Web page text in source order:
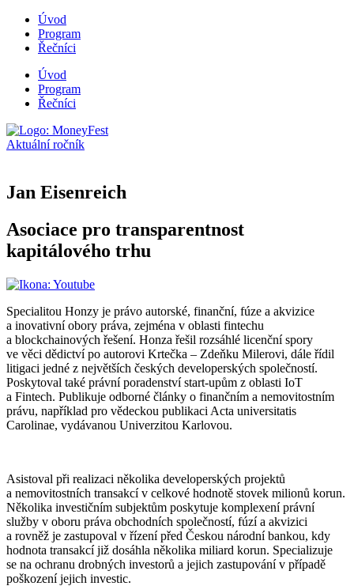
Úvod
Program
Řečníci
Úvod
Program
Řečníci
Aktuální ročník
Jan Eisenreich
Asociace pro transparentnost
kapitálového trhu
Specialitou Honzy je právo autorské, finanční, fúze a akvizice
a inovativní obory práva, zejména v oblasti fintechu
a blockchainových řešení. Honza řešil rozsáhlé licenční spory
ve věci dědictví po autorovi Krtečka – Zdeňku Milerovi, dále řídil
litigaci jedné z největších českých developerských společností.
Poskytoval také právní poradenství start-upům z oblasti IoT
a Fintech. Publikuje odborné články o finančním a nemovitostním
právu, například pro vědeckou publikaci Acta universitatis
Carolinae, vydávanou Univerzitou Karlovou.
Asistoval při realizaci několika developerských projektů
a nemovitostních transakcí v celkové hodnotě stovek milionů korun.
Několika investičním subjektům poskytuje komplexení právní
služby v oboru práva obchodních společností, fúzí a akvizici
a rovněž je zastupoval v řízení před Českou národní bankou, kdy
hodnota transakcí již dosáhla několika miliard korun. Specializuje
se na ochranu drobných investorů a jejich zastupování v případě
poškození jejich investic.